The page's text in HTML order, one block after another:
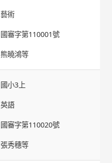
藝術
國審字第110001號
熊曉鴻等
國小3上
英語
國審字第110020號
張秀穗等